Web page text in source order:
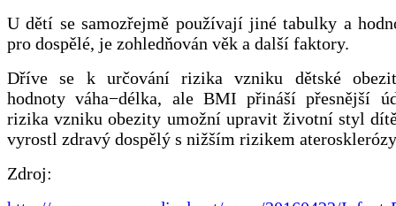
U dětí se samozřejmě používají jiné tabulky a
pro dospělé, je zohledňován věk a další faktory.
Dříve se k určování rizika vzniku dětské
hodnoty váha−délka, ale BMI přináší přesnější
rizika vzniku obezity umožní upravit životní styl
vyrostl zdravý dospělý s nižším rizikem
Zdroj: